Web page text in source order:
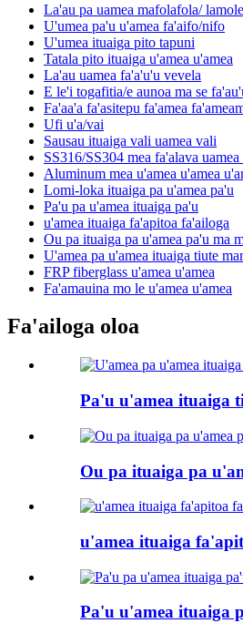
La'au pa uamea mafolafola/
U'umea pa'u u'amea fa'aifo/nifo
U'umea ituaiga pito tapuni
Tatala pito ituaiga u'amea u'amea
La'au uamea fa'a'u'u vevela
E le'i togafitia/e aunoa ma se
Fa'aa'a fa'asitepu fa'amea
Ufi u'a/vai
Sausau ituaiga vali uamea vali
SS316/SS304 mea fa'alava uamea
Aluminum mea u'amea u'amea
Lomi-loka ituaiga pa u'amea pa'u
Pa'u pa u'amea ituaiga pa'u
u'amea ituaiga fa'apitoa fa'ailoga
Ou pa ituaiga pa u'amea pa'u ma
U'amea pa u'amea ituaiga tiute
FRP fiberglass u'amea u'amea
Fa'amauina mo le u'amea u'amea
Fa'ailoga oloa
Pa'u u'amea ituaiga
Ou pa ituaiga pa
u'amea ituaiga
Pa'u u'amea ituaiga